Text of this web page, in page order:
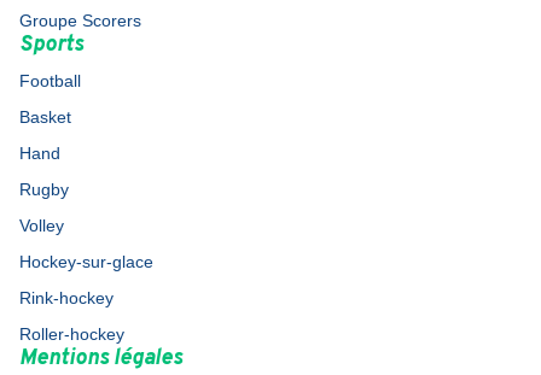
Groupe Scorers
Sports
Football
Basket
Hand
Rugby
Volley
Hockey-sur-glace
Rink-hockey
Roller-hockey
Mentions légales